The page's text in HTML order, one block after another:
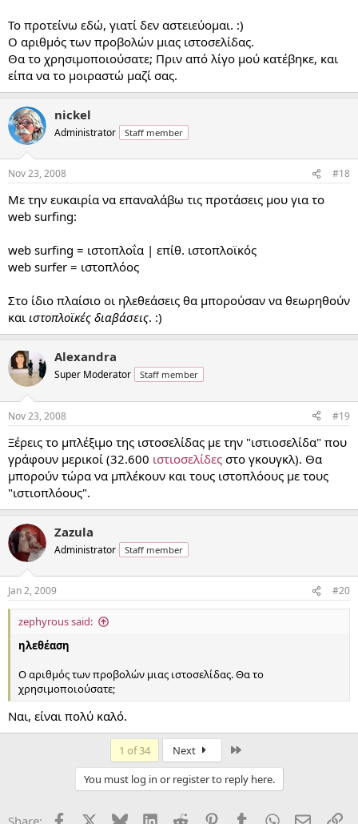
Το προτείνω εδώ, γιατί δεν αστειεύομαι. :)
Ο αριθμός των προβολών μιας ιστοσελίδας.
Θα το χρησιμοποιούσατε; Πριν από λίγο μού κατέβηκε, και
είπα να το μοιραστώ μαζί σας.
nickel
Administrator Staff member
Nov 23, 2008 #18
Με την ευκαιρία να επαναλάβω τις προτάσεις μου για το
web surfing:
web surfing = ιστοπλοΐα | επίθ. ιστοπλοϊκός
web surfer = ιστοπλόος
Στο ίδιο πλαίσιο οι ηλεθεάσεις θα μπορούσαν να θεωρηθούν
και ιστοπλοϊκές διαβάσεις. :)
Alexandra
Super Moderator Staff member
Nov 23, 2008 #19
Ξέρεις το μπλέξιμο της ιστοσελίδας με την "ιστιοσελίδα" που
γράφουν μερικοί (32.600 ιστιοσελίδες στο γκουγκλ). Θα
μπορούν τώρα να μπλέκουν και τους ιστοπλόους με τους
"ιστιοπλόους".
Zazula
Administrator Staff member
Jan 2, 2009 #20
zephyrous said:
ηλεθέαση
Ο αριθμός των προβολών μιας ιστοσελίδας. Θα το
χρησιμοποιούσατε;
Ναι, είναι πολύ καλό.
1 of 34 Next
You must log in or register to reply here.
Share: Facebook Bluesky LinkedInReddit PinterestTumblrWhatsApp
Email